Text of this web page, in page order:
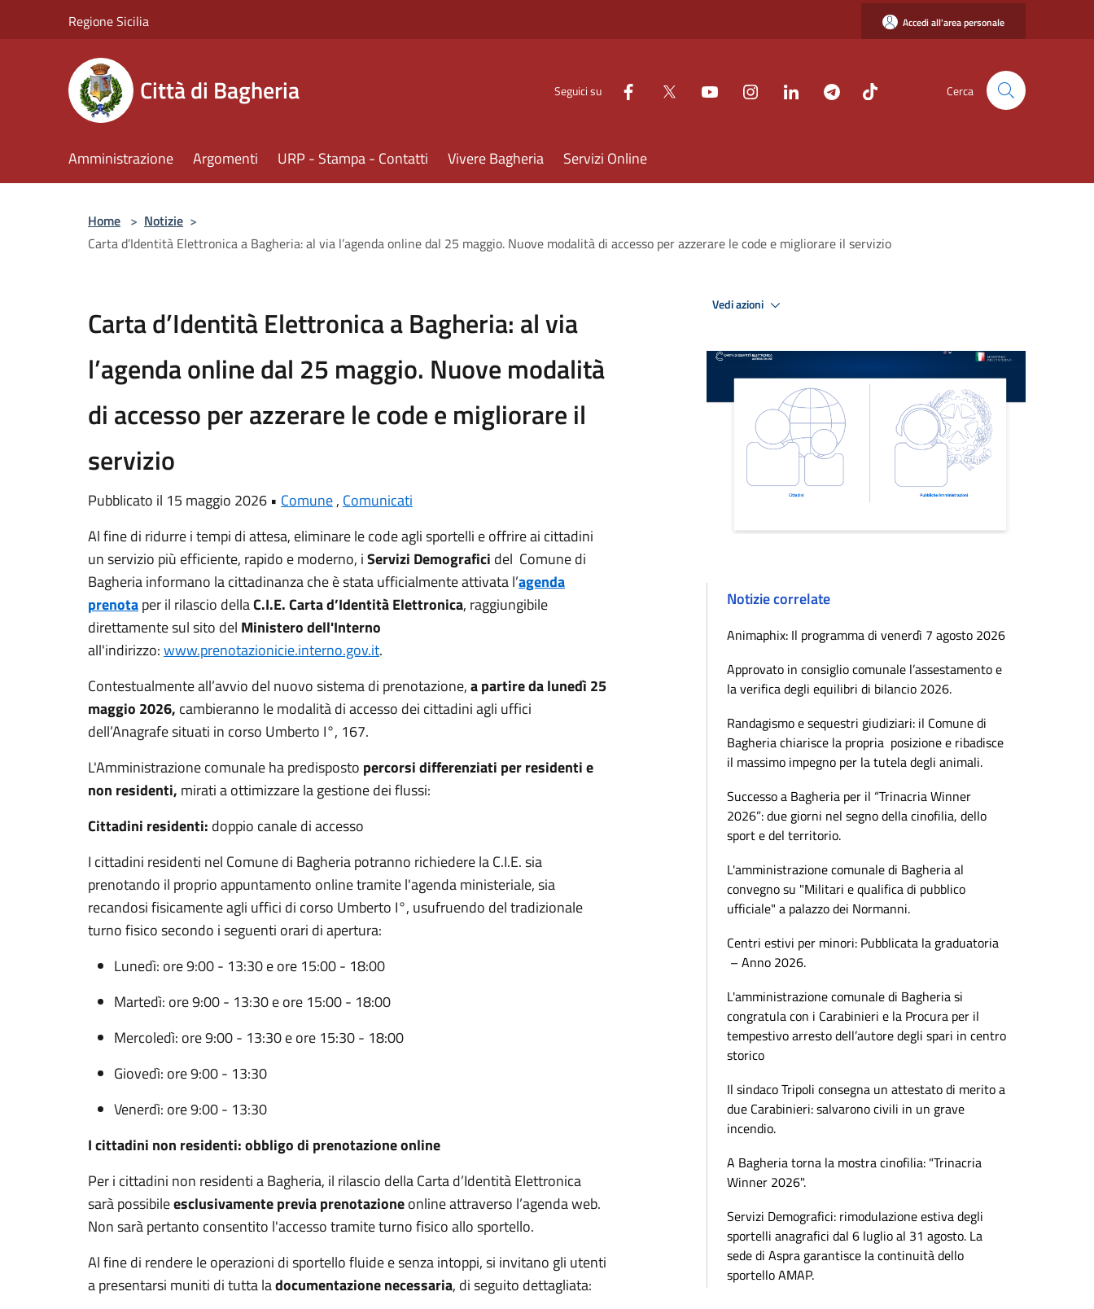
Regione Sicilia Accedi all'area personale
Città di Bagheria Seguici su Cerca
Amministrazione Argomenti URP - Stampa - Contatti Vivere Bagheria Servizi Online
Home > Notizie >
Carta d’Identità Elettronica a Bagheria: al via l’agenda online dal 25 maggio. Nuove modalità di accesso per azzerare le code e migliorare il servizio
Carta d’Identità Elettronica a Bagheria: al via
l’agenda online dal 25 maggio. Nuove modalità
di accesso per azzerare le code e migliorare il
servizio
Pubblicato il 15 maggio 2026 • Comune, Comunicati
Al fine di ridurre i tempi di attesa, eliminare le code agli sportelli e offrire ai cittadini
un servizio più efficiente, rapido e moderno, iServizi Demografici del Comune di
Bagheria informano la cittadinanza che è stata ufficialmente attivata l’agenda
prenotaper il rilascio dellaC.I.E. Carta d’Identità Elettronica, raggiungibile
direttamente sul sito del Ministero dell'Interno
all'indirizzo:www.prenotazionicie.interno.gov.it.
Contestualmente all’avvio del nuovo sistema di prenotazione,a partire da lunedì 25
maggio 2026, cambieranno le modalità di accesso dei cittadini agli uffici
dell’Anagrafe situati in corso Umberto I°, 167.
L'Amministrazione comunale ha predisposto percorsi differenziati per residenti e
non residenti, mirati a ottimizzare la gestione dei flussi:
Cittadini residenti: doppio canale di accesso
I cittadini residenti nel Comune di Bagheria potranno richiedere la C.I.E. sia
prenotando il proprio appuntamento online tramite l'agenda ministeriale, sia
recandosi fisicamente agli uffici di corso Umberto I°, usufruendo del tradizionale
turno fisico secondo i seguenti orari di apertura:
Lunedì: ore 9:00 - 13:30 e ore 15:00 - 18:00
Martedì: ore 9:00 - 13:30 e ore 15:00 - 18:00
Mercoledì: ore 9:00 - 13:30 e ore 15:30 - 18:00
Giovedì: ore 9:00 - 13:30
Venerdì: ore 9:00 - 13:30
I cittadini non residenti:obbligo di prenotazione online
Per i cittadini non residenti a Bagheria, il rilascio della Carta d’Identità Elettronica
sarà possibileesclusivamente previa prenotazioneonline attraverso l’agenda web.
Non sarà pertanto consentito l'accesso tramite turno fisico allo sportello.
Al fine di rendere le operazioni di sportello fluide e senza intoppi, si invitano gli utenti
a presentarsi muniti di tutta ladocumentazione necessaria, di seguito dettagliata:
Vedi azioni
Notizie correlate
Animaphix: Il programma di venerdì 7 agosto 2026
Approvato in consiglio comunale l’assestamento e
la verifica degli equilibri di bilancio 2026.
Randagismo e sequestri giudiziari: il Comune di
Bagheria chiarisce la propria posizione e ribadisce
il massimo impegno per la tutela degli animali.
Successo a Bagheria per il “Trinacria Winner
2026”: due giorni nel segno della cinofilia, dello
sport e del territorio.
L'amministrazione comunale di Bagheria al
convegno su "Militari e qualifica di pubblico
ufficiale" a palazzo dei Normanni.
Centri estivi per minori: Pubblicata la graduatoria
– Anno 2026.
L'amministrazione comunale di Bagheria si
congratula con i Carabinieri e la Procura per il
tempestivo arresto dell’autore degli spari in centro
storico
Il sindaco Tripoli consegna un attestato di merito a
due Carabinieri: salvarono civili in un grave
incendio.
A Bagheria torna la mostra cinofilia: "Trinacria
Winner 2026".
Servizi Demografici: rimodulazione estiva degli
sportelli anagrafici dal 6 luglio al 31 agosto. La
sede di Aspra garantisce la continuità dello
sportello AMAP.